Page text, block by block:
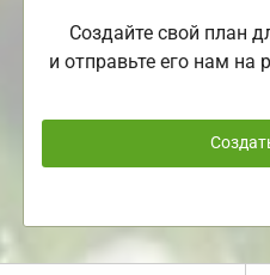
Создайте свой план
и отправьте его нам на